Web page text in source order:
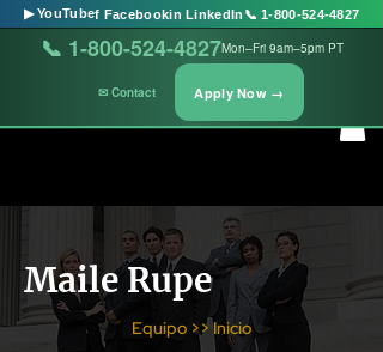
Maile Rupe
Equipo >> Inicio
▶ YouTubef Facebookin LinkedIn 📞 1-800-524-4827
📞 1-800-524-4827Mon–Fri 9am–5pm PT
✉ Contact Apply Now →